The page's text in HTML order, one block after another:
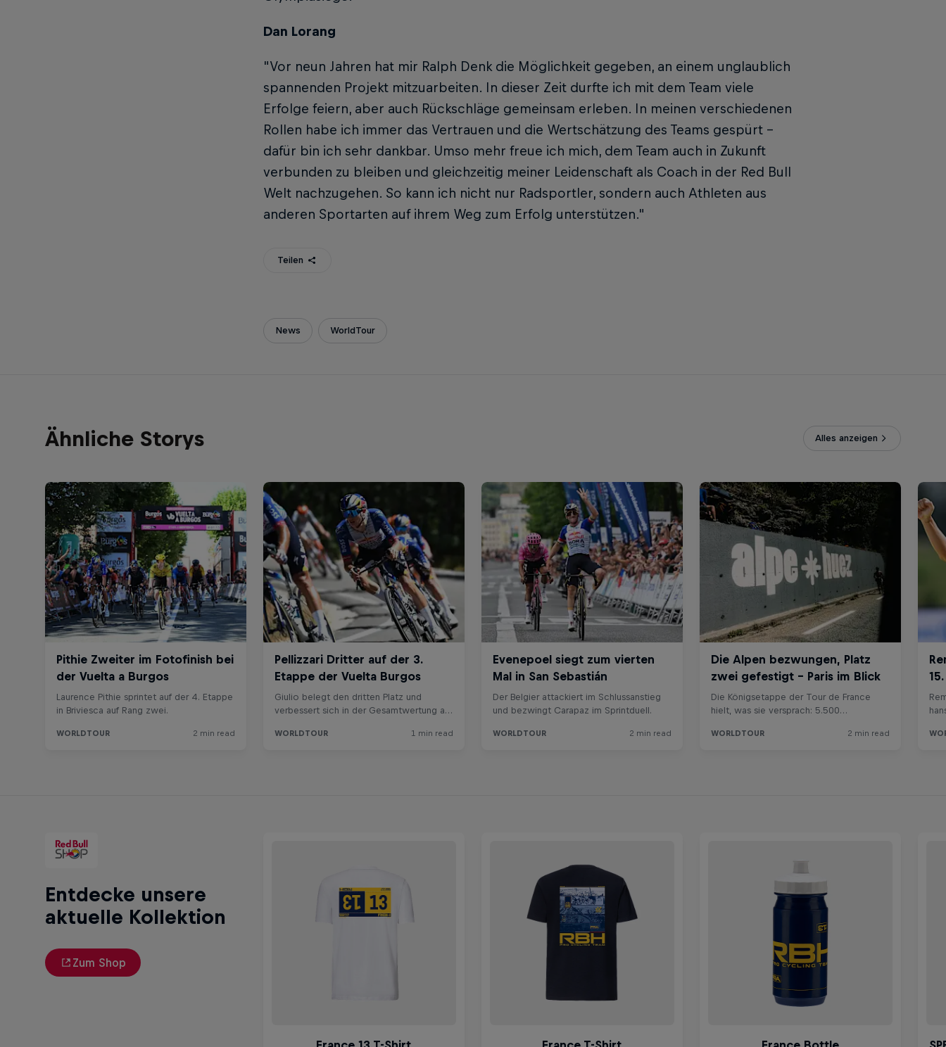
Dan Lorang
"Vor neun Jahren hat mir Ralph Denk die Möglichkeit gegeben, an einem unglaublich
spannenden Projekt mitzuarbeiten. In dieser Zeit durfte ich mit dem Team viele
Erfolge feiern, aber auch Rückschläge gemeinsam erleben. In meinen verschiedenen
Rollen habe ich immer das Vertrauen und die Wertschätzung des Teams gespürt -
dafür bin ich sehr dankbar. Umso mehr freue ich mich, dem Team auch in Zukunft
verbunden zu bleiben und gleichzeitig meiner Leidenschaft als Coach in der Red Bull
Welt nachzugehen. So kann ich nicht nur Radsportler, sondern auch Athleten aus
anderen Sportarten auf ihrem Weg zum Erfolg unterstützen."
Teilen
News WorldTour
Ähnliche Storys Alles anzeigen
Entdecke unsere
aktuelle Kollektion
Zum Shop